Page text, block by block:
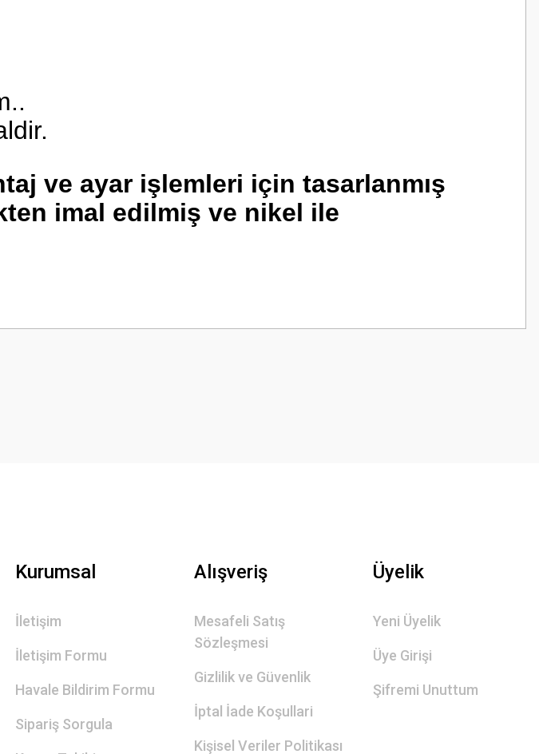
ve ayar işlemleri için tasarlanmış
imal edilmiş ve nikel ile
Kurumsal
İletişim
İletişim Formu
Havale Bildirim Formu
Sipariş Sorgula
Alışveriş
Mesafeli Satış
Sözleşmesi
Gizlilik ve Güvenlik
İptal İade Koşullari
Kişisel Veriler Politikası
Üyelik
Yeni Üyelik
Üye Girişi
Şifremi Unuttum